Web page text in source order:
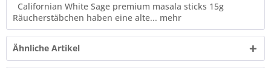
Californian White Sage premium masala sticks 15g
Räucherstäbchen haben eine alte... mehr
Ähnliche Artikel